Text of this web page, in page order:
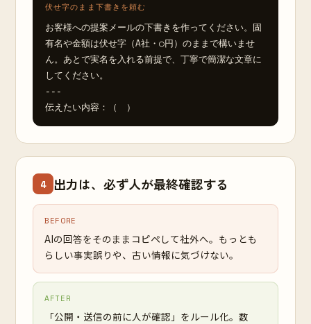
伏せ字のまま下書きを頼む
お客様への提案メールの下書きを作ってください。固
有名や金額は伏せ字（A社・○円）のままで構いませ
ん。あとで実名を入れる前提で、丁寧で簡潔な文章に
してください。
---
伝えたい内容：（　）
4 出力は、必ず人が最終確認する
BEFORE
AIの回答をそのままコピペして社外へ。もっとも
らしい事実誤りや、古い情報に気づけない。
AFTER
「公開・送信の前に人が確認」をルール化。数